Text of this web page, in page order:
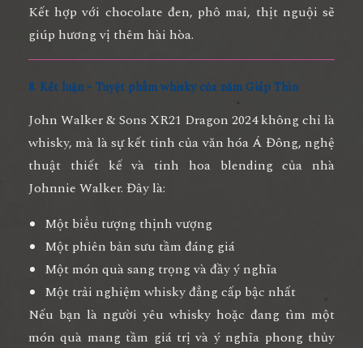
Kết hợp với chocolate đen, phô mai, thịt nguội sẽ
giúp hương vị thêm hài hòa.
8. Kết luận – Tuyệt phẩm whisky của năm Giáp Thìn
John Walker & Sons XR21 Dragon 2024không chỉ là
whisky, mà là sự kết tinh của văn hóa Á Đông, nghệ
thuật thiết kế và tinh hoa blending của nhà
Johnnie Walker. Đây là:
Một biểu tượng thịnh vượng
Một phiên bản sưu tầm đáng giá
Một món quà sang trọng và đầy ý nghĩa
Một trải nghiệm whisky đẳng cấp bậc nhất
Nếu bạn là người yêu whisky hoặc đang tìm một
món quà mang tầm giá trị và ý nghĩa phong thủy